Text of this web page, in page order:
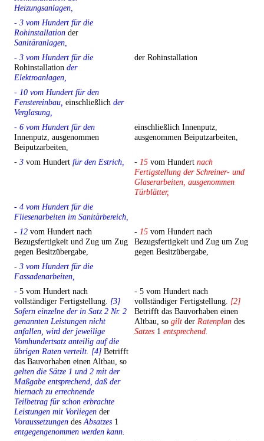
Heizungsanlagen,
- 3 vom Hundert für die
Rohinstallation der
Sanitäranlagen,
- 3 vom Hundert für die
Rohinstallation der
Elektroanlagen,
der Rohinstallation
- 10 vom Hundert für den
Fenstereinbau, einschließlich der
Verglasung,
- 6 vom Hundert für den
Innenputz, ausgenommen
Beiputzarbeiten,
einschließlich Innenputz,
ausgenommen Beiputzarbeiten,
- 3 vom Hundert für den Estrich, - 15 vom Hundert nach
Fertigstellung der Schreiner- und
Glaserarbeiten, ausgenommen
Türblätter,
- 4 vom Hundert für die
Fliesenarbeiten im Sanitärbereich,
- 12 vom Hundert nach
Bezugsfertigkeit und Zug um Zug
gegen Besitzübergabe,
- 15 vom Hundert nach
Bezugsfertigkeit und Zug um Zug
gegen Besitzübergabe,
- 3 vom Hundert für die
Fassadenarbeiten,
- 5 vom Hundert nach
vollständiger Fertigstellung. [3]
Sofern einzelne der in Satz 2 Nr. 2
genannten Leistungen nicht
anfallen, wird der jeweilige
Vomhundertsatz anteilig auf die
übrigen Raten verteilt. [4] Betrifft
das Bauvorhaben einen Altbau, so
gelten die Sätze 1 und 2 mit der
Maßgabe entsprechend, daß der
hiernach zu errechnende
Teilbetrag für schon erbrachte
Leistungen mit Vorliegen der
Voraussetzungen desAbsatzes 1
entgegengenommen werden kann.
- 5 vom Hundert nach
vollständiger Fertigstellung. [2]
Betrifft das Bauvorhaben einen
Altbau, so gilt der Ratenplan des
Satzes 1 entsprechend.